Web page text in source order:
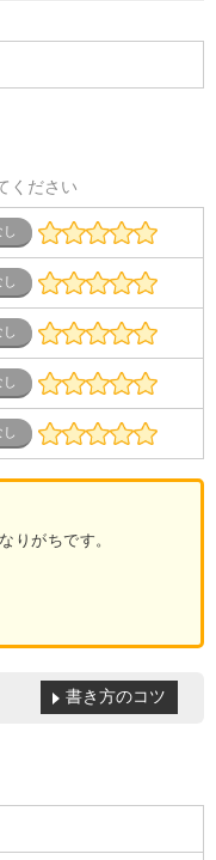
技術職
医療・福祉・
社
不動産・保険・サ
ください
りがちです。
書き方のコツ